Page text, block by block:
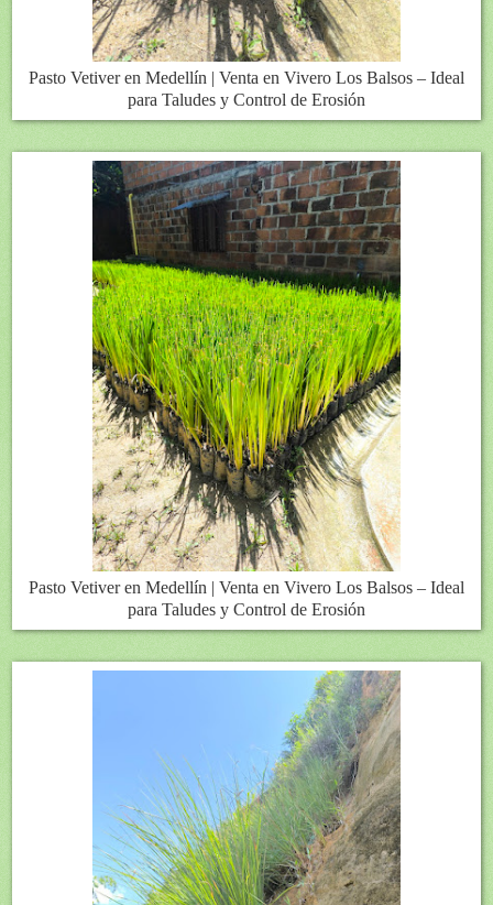
Pasto Vetiver en Medellín | Venta en Vivero Los Balsos – Ideal
para Taludes y Control de Erosión
Pasto Vetiver en Medellín | Venta en Vivero Los Balsos – Ideal
para Taludes y Control de Erosión